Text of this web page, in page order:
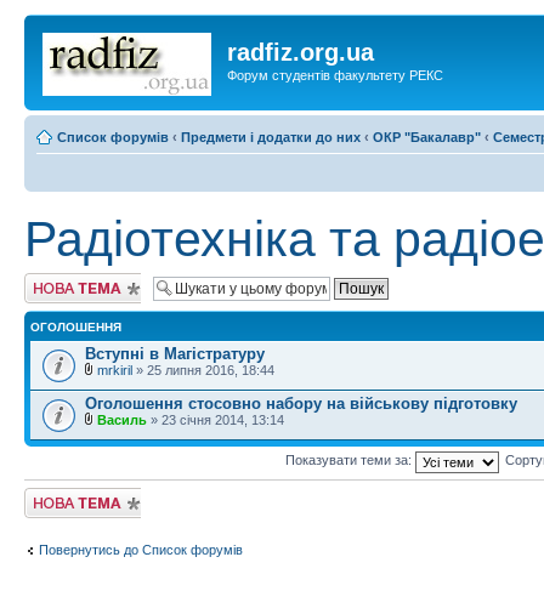
radfiz.org.ua
Форум студентів факультету РЕКС
Список форумів ‹ Предмети і додатки до них ‹ ОКР "Бакалавр" ‹
Радіотехніка та
Створити нову
тему
ОГОЛОШЕННЯ
Вступні в Магістратуру
mrkiril » 25 липня 2016, 18:44
Оголошення стосовно набору на військову підготовку
Василь » 23 січня 2014, 13:14
Показувати теми за:
Створити нову
тему
Повернутись до Список форумів